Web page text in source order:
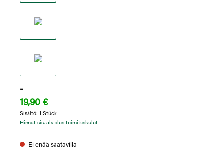
-
19,90 €
Sisältö: 1 Stück
Hinnat sis. alv plus toimituskulut
Ei enää saatavilla